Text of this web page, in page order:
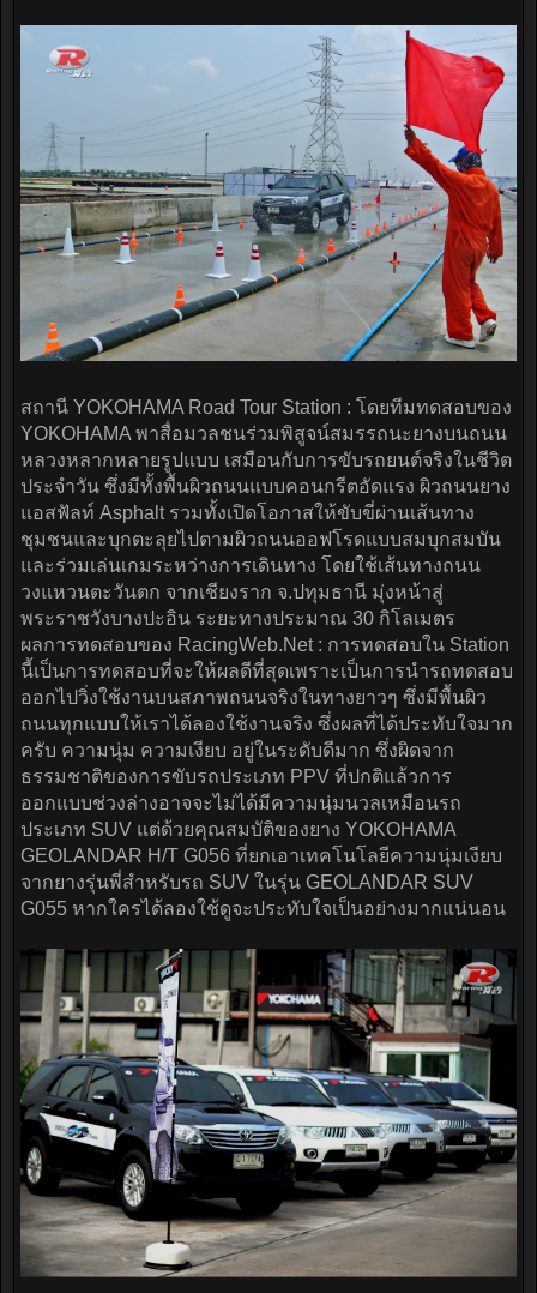
สถานี YOKOHAMA Road Tour Station : โดยทีมทดสอบของ
YOKOHAMA พาสื่อมวลชนร่วมพิสูจน์สมรรถนะยางบนถนน
หลวงหลากหลายรูปแบบ เสมือนกับการขับรถยนต์จริงในชีวิต
ประจำวัน ซึ่งมีทั้งพื้นผิวถนนแบบคอนกรีตอัดแรง ผิวถนนยาง
แอสฟัลท์ Asphalt รวมทั้งเปิดโอกาสให้ขับขี่ผ่านเส้นทาง
ชุมชนและบุกตะลุยไปตามผิวถนนออฟโรดแบบสมบุกสมบัน
และร่วมเล่นเกมระหว่างการเดินทาง โดยใช้เส้นทางถนน
วงแหวนตะวันตก จากเชียงราก จ.ปทุมธานี มุ่งหน้าสู่
พระราชวังบางปะอิน ระยะทางประมาณ 30 กิโลเมตร
ผลการทดสอบของ RacingWeb.Net : การทดสอบใน Station
นี้เป็นการทดสอบที่จะให้ผลดีที่สุดเพราะเป็นการนำรถทดสอบ
ออกไปวิ่งใช้งานบนสภาพถนนจริงในทางยาวๆ ซึ่งมีพื้นผิว
ถนนทุกแบบให้เราได้ลองใช้งานจริง ซึ่งผลที่ได้ประทับใจมาก
ครับ ความนุ่ม ความเงียบ อยู่ในระดับดีมาก ซึ่งผิดจาก
ธรรมชาติของการขับรถประเภท PPV ที่ปกติแล้วการ
ออกแบบช่วงล่างอาจจะไม่ได้มีความนุ่มนวลเหมือนรถ
ประเภท SUV แต่ด้วยคุณสมบัติของยาง YOKOHAMA
GEOLANDAR H/T G056 ที่ยกเอาเทคโนโลยีความนุ่มเงียบ
จากยางรุ่นพี่สำหรับรถ SUV ในรุ่น GEOLANDAR SUV
G055 หากใครได้ลองใช้ดูจะประทับใจเป็นอย่างมากแน่นอน